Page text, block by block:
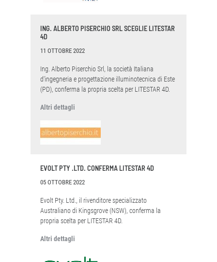
ING. ALBERTO PISERCHIO SRL SCEGLIE LITESTAR
4D
11 OTTOBRE 2022
Ing. Alberto Piserchio Srl, la società Italiana
d'ingegneria e progettazione illuminotecnica di Este
(PD), conferma la propria scelta per LITESTAR 4D.
Altri dettagli
EVOLT PTY .LTD. CONFERMA LITESTAR 4D
05 OTTOBRE 2022
Evolt Pty. Ltd., il rivenditore specializzato
Australiano di Kingsgrove (NSW), conferma la
propria scelta per LITESTAR 4D.
Altri dettagli